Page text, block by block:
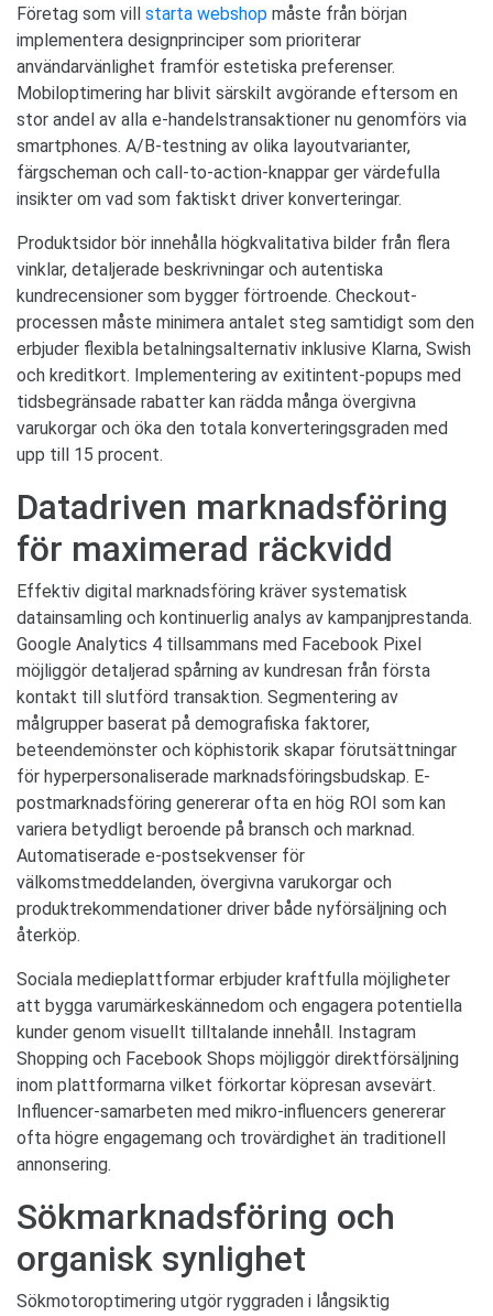
Företag som vill starta webshop måste från början
implementera designprinciper som prioriterar
användarvänlighet framför estetiska preferenser.
Mobiloptimering har blivit särskilt avgörande eftersom en
stor andel av alla e-handelstransaktioner nu genomförs via
smartphones. A/B-testning av olika layoutvarianter,
färgscheman och call-to-action-knappar ger värdefulla
insikter om vad som faktiskt driver konverteringar.
Produktsidor bör innehålla högkvalitativa bilder från flera
vinklar, detaljerade beskrivningar och autentiska
kundrecensioner som bygger förtroende. Checkout-
processen måste minimera antalet steg samtidigt som den
erbjuder flexibla betalningsalternativ inklusive Klarna, Swish
och kreditkort. Implementering av exitintent-popups med
tidsbegränsade rabatter kan rädda många övergivna
varukorgar och öka den totala konverteringsgraden med
upp till 15 procent.
Datadriven marknadsföring
för maximerad räckvidd
Effektiv digital marknadsföring kräver systematisk
datainsamling och kontinuerlig analys av kampanjprestanda.
Google Analytics 4 tillsammans med Facebook Pixel
möjliggör detaljerad spårning av kundresan från första
kontakt till slutförd transaktion. Segmentering av
målgrupper baserat på demografiska faktorer,
beteendemönster och köphistorik skapar förutsättningar
för hyperpersonaliserade marknadsföringsbudskap. E-
postmarknadsföring genererar ofta en hög ROI som kan
variera betydligt beroende på bransch och marknad.
Automatiserade e-postsekvenser för
välkomstmeddelanden, övergivna varukorgar och
produktrekommendationer driver både nyförsäljning och
återköp.
Sociala medieplattformar erbjuder kraftfulla möjligheter
att bygga varumärkeskännedom och engagera potentiella
kunder genom visuellt tilltalande innehåll. Instagram
Shopping och Facebook Shops möjliggör direktförsäljning
inom plattformarna vilket förkortar köpresan avsevärt.
Influencer-samarbeten med mikro-influencers genererar
ofta högre engagemang och trovärdighet än traditionell
annonsering.
Sökmarknadsföring och
organisk synlighet
Sökmotoroptimering utgör ryggraden i långsiktig